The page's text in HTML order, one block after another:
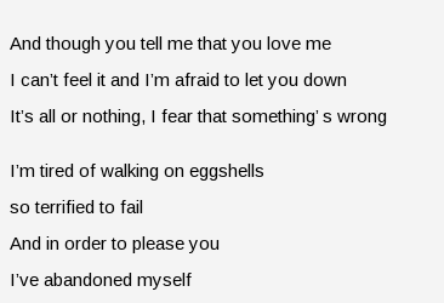
And though you tell me that you love me
I can’t feel it and I’m afraid to let you down
It’s all or nothing, I fear that something’ s wrong
I’m tired of walking on eggshells
so terrified to fail
And in order to please you
I’ve abandoned myself